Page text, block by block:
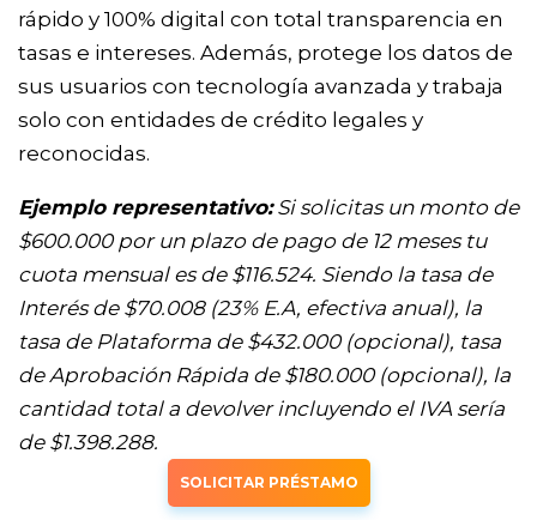
rápido y 100% digital con total transparencia en
tasas e intereses. Además, protege los datos de
sus usuarios con tecnología avanzada y trabaja
solo con entidades de crédito legales y
reconocidas.
Ejemplo representativo:Si solicitas un monto de
$600.000 por un plazo de pago de 12 meses tu
cuota mensual es de $116.524. Siendo la tasa de
Interés de $70.008 (23% Е.А, efectiva anual), la
tasa de Plataforma de $432.000 (opcional), tasa
de Aprobación Rápida de $180.000 (opcional), la
cantidad total a devolver incluyendo el IVA sería
de $1.398.288.
SOLICITAR PRÉSTAMO